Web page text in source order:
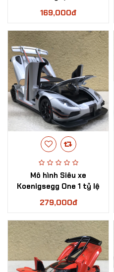
169,000đ
Mô hình Siêu xe
Koenigsegg One 1 tỷ lệ
1:24
279,000đ